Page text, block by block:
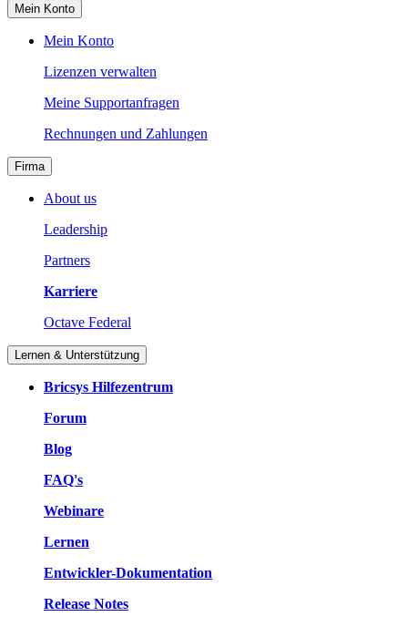
Mein Konto
Mein Konto
Lizenzen verwalten
Meine Supportanfragen
Rechnungen und Zahlungen
Firma
About us
Leadership
Partners
Karriere
Octave Federal
Lernen & Unterstützung
Bricsys Hilfezentrum
Forum
Blog
FAQ's
Webinare
Lernen
Entwickler-Dokumentation
Release Notes